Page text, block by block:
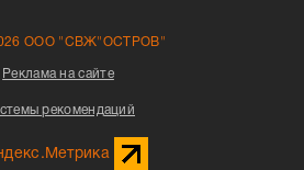
ООО "СВЖ"ОСТРОВ"
Реклама на сайте
рекомендаций